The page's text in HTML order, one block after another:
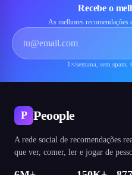
Recebe o
As melhores recomendações
1×/semana, sem spam.
P Peoople
A rede social de recomendações
que ver, comer, ler e jogar de